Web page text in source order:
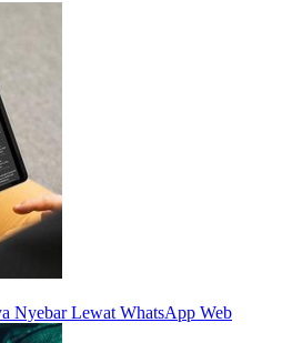
Nyebar Lewat WhatsApp Web